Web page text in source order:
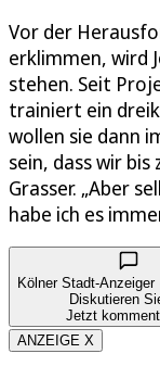
Vor der
erklimmen, wird
stehen. Seit
trainiert ein
wollen sie dann
sein, dass wir
Grasser. „Aber
habe ich es
Kölner Stadt-Anzeiger
Diskutieren
Jetzt
ANZEIGE X